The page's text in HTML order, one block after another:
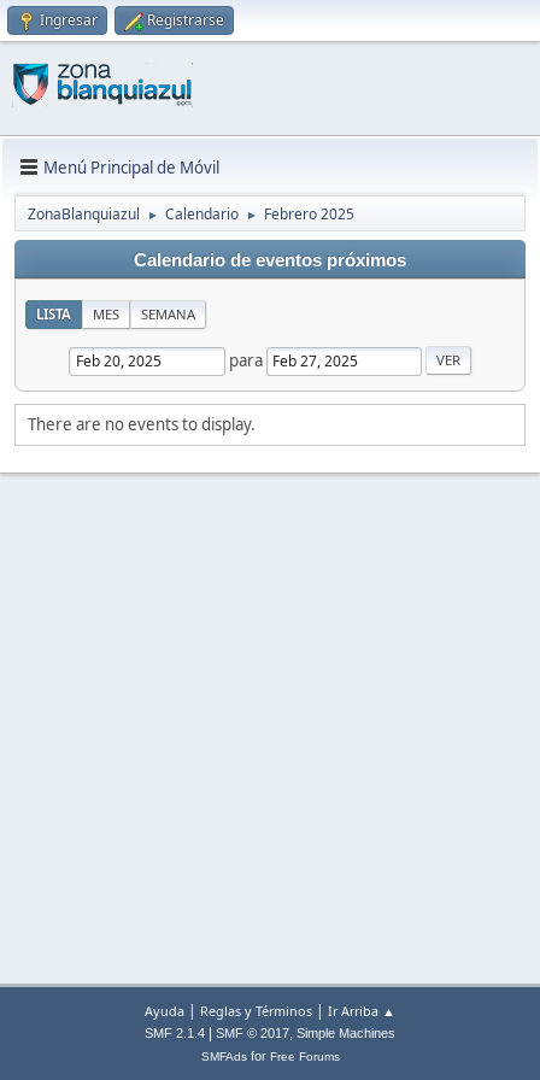
Ingresar Registrarse
Menú Principal de Móvil
ZonaBlanquiazul ► Calendario ► Febrero 2025
Calendario de eventos próximos
LISTA MES SEMANA
para
There are no events to display.
Ayuda | Reglas y Términos | Ir Arriba ▲
SMF 2.1.4 SMF © 2017, Simple Machines
SMFAdsfor Free Forums